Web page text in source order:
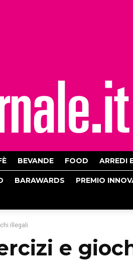
BEVANDE FOOD ARREDI
BARAWARDS PREMIO
illegali
e